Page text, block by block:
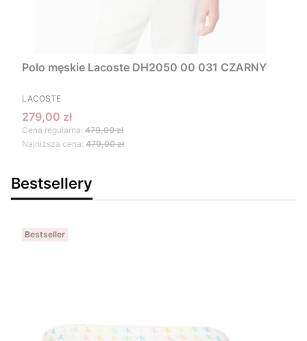
Polo męskie Lacoste DH2050 00 031 CZARNY
PRODUCENT
LACOSTE
Cena promocyjna
279,00 zł
Cena regularna: 479,00 zł
Najniższa cena: 479,00 zł
Bestsellery
Bestseller